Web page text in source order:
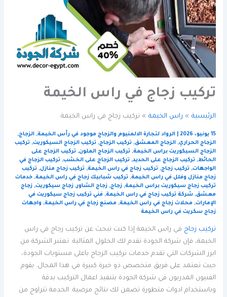
تركيب زجاج في راس الخيمة
الرئيسية راس الخيمة تركيب زجاج في راس الخيمة
15 يونيو، 2026 |الرواد لتجارة الالمنيوم والزجاج موجود في رأس الخيمة,الزجاج,
الزجاج الحراري,الزجاج المعشق,تركيب الزجاج,تركيب الزجاج السيكوريت,تركيب
الزجاج السيكوريت براس الخيمة,تركيب الزجاج الملون,تركيب الزجاج على
الحائط,تركيب الزجاج على الحديد,تركيب الزجاج على الخشب,تركيب الزجاج في
الواجهات,تركيب زجاج,تركيب زجاج في راس الخيمة,تركيب زجاج منازل,تركيب
زجاج منازل وفلل في راس الخيمة,تركيب شبابيك زجاج في راس الخيمة,خدمات
تركيب زجاج سيكوريت براس الخيمة,زجاج,زجاج الشاور,زجاج سيكوريت,زجاج
معشق,شركة تركيب زجاج في راس الخيمة,فني تركيب زجاج سيكوريت في
الإمارات, محلات زجاج في راس الخيمة, مصنع زجاج في راس الخيمة,واجهات
زجاج سكريت في راس الخيمة
تركيب زجاج في راس الخيمة إذا كنت تبحث عن تركيب زجاج في راس
الخيمة، فإن شركة الجودة تقدم لك الحلول المثالية. تعتبر الشركة من
ابرز الشركات التي تقدم خدمات تركيب الزجاج باعلى مستويات الجودة،
حيث تعتمد على فريق متخصص ذو خبرة كبيرة في هذا المجال. يقوم
الفنيون المدربون في شركة الجودة بتنفيذ اعمال التركيب بدقة
وباستخدام ادوات متطورة تضمن لك نتائج مرضية. الخدمة تتراوح من